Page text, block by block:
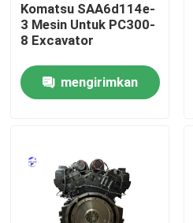
Rumah
Tentang kita
Wisata pabrik
Komatsu SAA6d114e-
3 Mesin Untuk PC300-
8 Excavator
mengirimkan